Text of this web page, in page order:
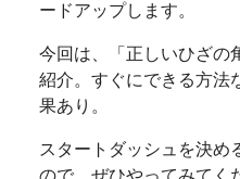
ードアップします。
今回は、「正しいひざの
紹介。すぐにできる方法
果あり。
スタートダッシュを決め